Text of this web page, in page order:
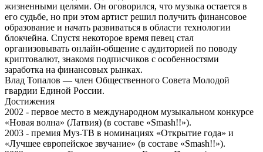
жизненными целями. Он оговорился, что музыка остается в
его судьбе, но при этом артист решил получить финансовое
образование и начать развиваться в области технологии
блокчейна. Спустя некоторое время певец стал
организовывать онлайн-общение с аудиторией по поводу
криптовалют, знакомя подписчиков с особенностями
заработка на финансовых рынках.
Влад Топалов — член Общественного Совета Молодой
гвардии Единой России.
Достижения
2002 - первое место в международном музыкальном конкурсе
«Новая волна» (Латвия) (в составе «Smash!!»).
2003 - премия Муз-ТВ в номинациях «Открытие года» и
«Лучшее европейское звучание» (в составе «Smash!!»).